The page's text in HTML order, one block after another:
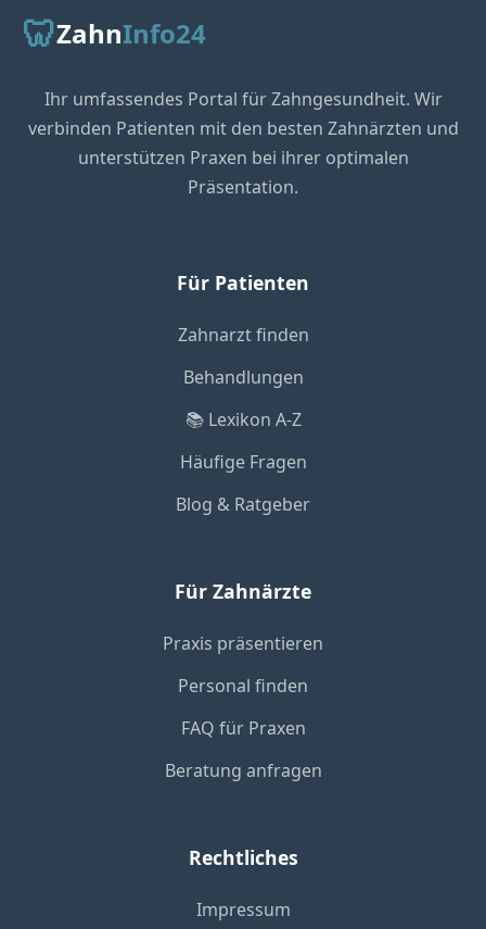
🦷ZahnInfo24
Ihr umfassendes Portal für Zahngesundheit. Wir
verbinden Patienten mit den besten Zahnärzten und
unterstützen Praxen bei ihrer optimalen
Präsentation.
Für Patienten
Zahnarzt finden
Behandlungen
📚 Lexikon A-Z
Häufige Fragen
Blog & Ratgeber
Für Zahnärzte
Praxis präsentieren
Personal finden
FAQ für Praxen
Beratung anfragen
Rechtliches
Impressum